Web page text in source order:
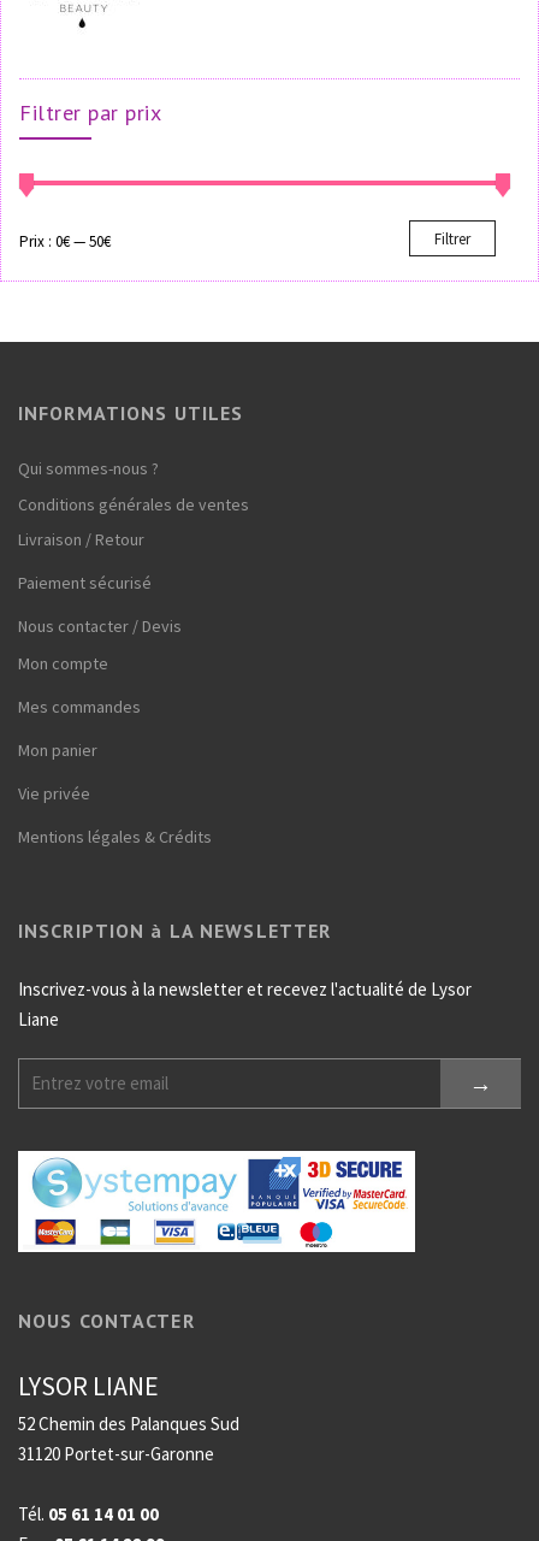
Filtrer par prix
Filtrer
Prix : 0€—50€
INFORMATIONS UTILES
Qui sommes-nous ?
Conditions générales de ventes
Livraison / Retour
Paiement sécurisé
Nous contacter / Devis
Mon compte
Mes commandes
Mon panier
Vie privée
Mentions légales & Crédits
INSCRIPTION à LA NEWSLETTER
Inscrivez-vous à la newsletter et recevez l'actualité de Lysor
Liane
NOUS CONTACTER
LYSOR LIANE
52 Chemin des Palanques Sud
31120 Portet-sur-Garonne
Tél. 05 61 14 01 00